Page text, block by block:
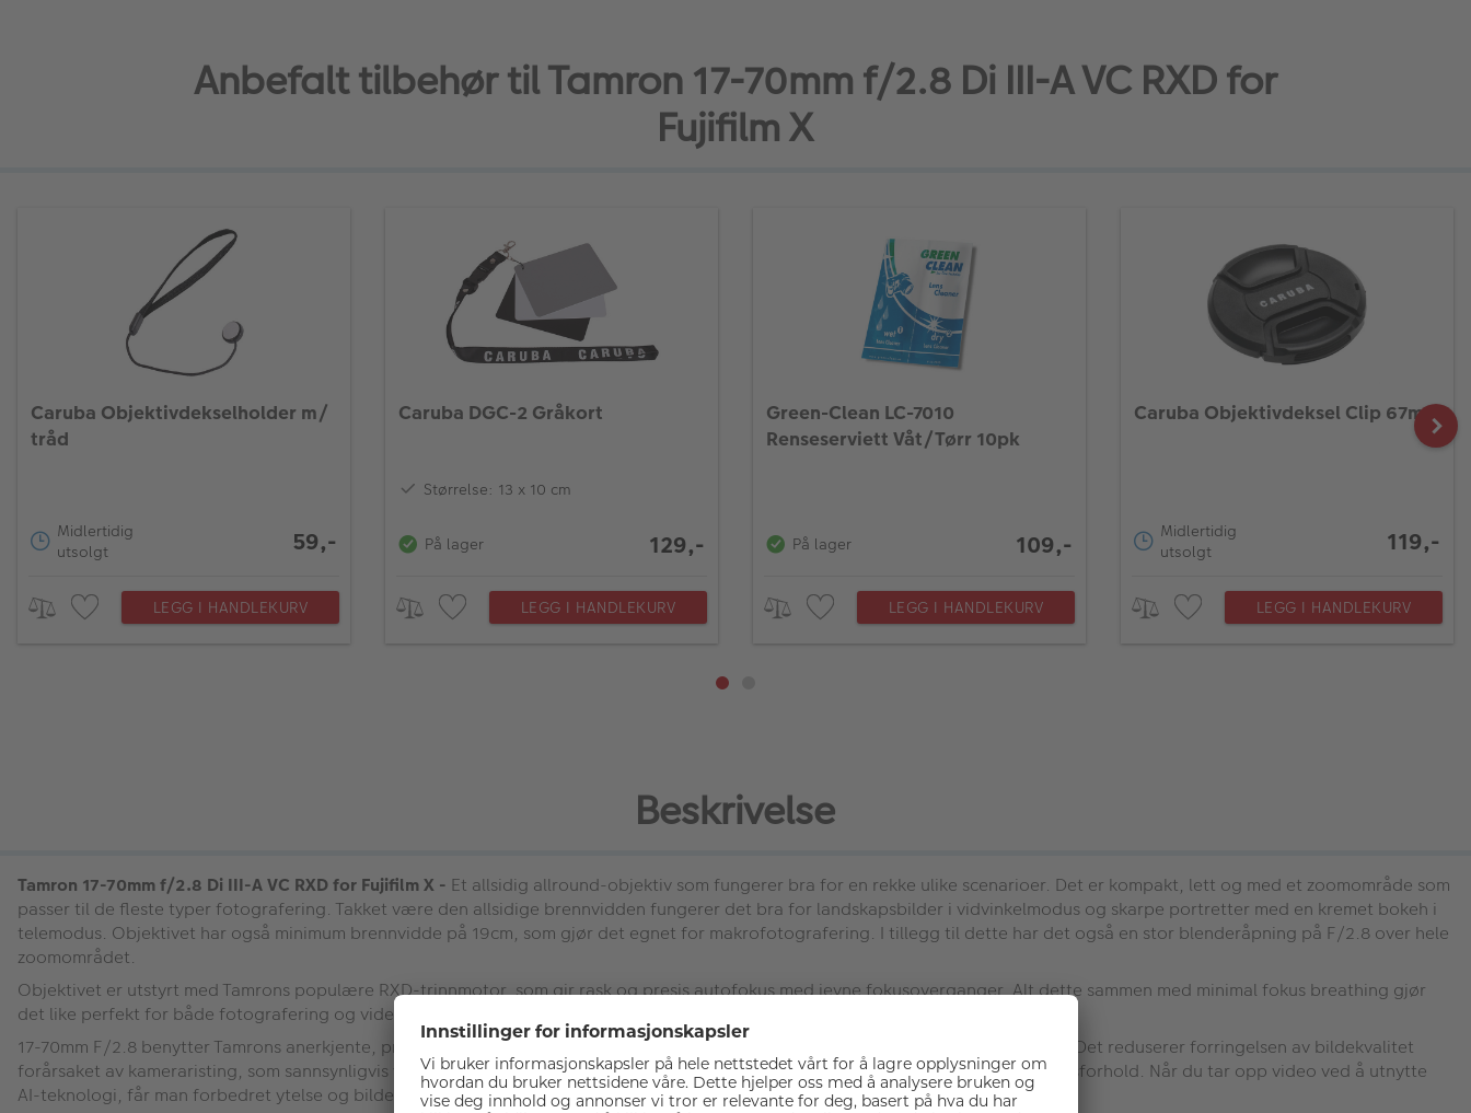
Anbefalt tilbehør til Tamron 17-70mm f/2.8 Di III-A VC RXD for
Fujifilm X
Caruba Objektivdekselholder m/
tråd
Midlertidig
utsolgt
59,-
LEGG I HANDLEKURV
Caruba DGC-2 Gråkort
Størrelse: 13 x 10 cm
På lager 129,-
LEGG I HANDLEKURV
Green-Clean LC-7010
Renseserviett Våt/Tørr 10pk
På lager 109,-
LEGG I HANDLEKURV
Caruba Objektivdeksel Clip 67mm
Midlertidig
utsolgt
119,-
LEGG I HANDLEKURV
Beskrivelse
Tamron 17-70mm f/2.8 Di III-A VC RXD for Fujifilm X - Et allsidig allround-objektiv som fungerer bra for en rekke ulike scenarioer. Det er kompakt, lett og med et zoomområde som
passer til de fleste typer fotografering. Takket være den allsidige brennvidden fungerer det bra for landskapsbilder i vidvinkelmodus og skarpe portretter med en kremet bokeh i
telemodus. Objektivet har også minimum brennvidde på 19cm, som gjør det egnet for makrofotografering. I tillegg til dette har det også en stor blenderåpning på F/2.8 over hele
zoomområdet.
Objektivet er utstyrt med Tamrons populære RXD-trinnmotor, som gir rask og presis autofokus med jevne fokusoverganger. Alt dette sammen med minimal fokus breathing gjør
det like perfekt for både fotografering og videofilming.
17-70mm F/2.8 benytter Tamrons anerkjente, proprietære VC-bildestabilisering for å maksimere objektivets iboende optiske ytelse. Det reduserer forringelsen av bildekvalitet
forårsaket av kameraristing, som sannsynligvis vil oppstå under håndholdt fotografering ved lave lukkerhastigheter under dårlige lysforhold. Når du tar opp video ved å utnytte
AI-teknologi, får man forbedret ytelse og bildestabilisering sammenlignet med konvensjonelle modeller.